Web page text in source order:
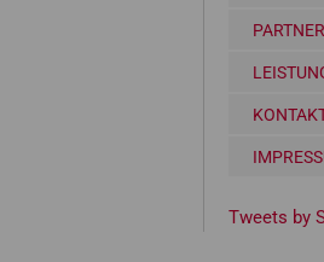
PARTNER
Tweets by